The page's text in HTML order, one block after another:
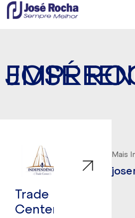
JOSÉ
Mais
Trade
Center